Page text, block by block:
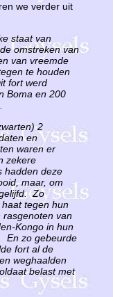
we verder uit
staat van
omstreken van
van vreemde
te houden
fort werd
Boma en 200
2
en
waren er
zekere
hadden deze
maar, om
Zo
tegen hun
van
Kongo in hun
En zo gebeurde
fort al de
weghaalden
belast met